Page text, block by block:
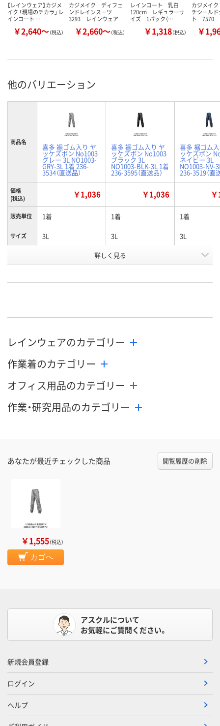
【レインウェア】カジメ
イク 「現場のチカラ」 レ
インコート …
￥2,640～（税込）
カジメイク ディフェ
ンドレインスーツ
3293 レインウェア
￥2,660～（税込）
レインコート 乳白
120cm レギュラーサ
イズ 1パック（…
￥1,318（税込）
カジメイ
チシール
ト 7570
￥
他のバリエーション
商品名
喜多 裾ゴム入り ヤ
ッケズボン No1003
グレー 3L NO1003-
GRY-3L 1着 236-
3534（直送品）
喜多 裾ゴム入り ヤ
ッケズボン No1003
ブラック 3L
NO1003-BLK-3L 1着
236-3595（直送品）
喜多 裾ゴム
ッケズボン
ネイビー 3L
NO1003-NV-
236-3519（直
価格
(税込)
￥1,036 ￥1,036
販売単位 1着 1着 1着
サイズ 3L 3L 3L
WN60295 WN60288
カゴへ
詳しく見る
レインウェアのカテゴリー
作業着のカテゴリー
オフィス用品のカテゴリー
作業・研究用品のカテゴリー
あなたが最近チェックした商品 閲覧履歴の削除
￥1,555（税込）
カゴへ
アスクルについて
お気軽にご質問ください。
新規会員登録
ログイン
ヘルプ